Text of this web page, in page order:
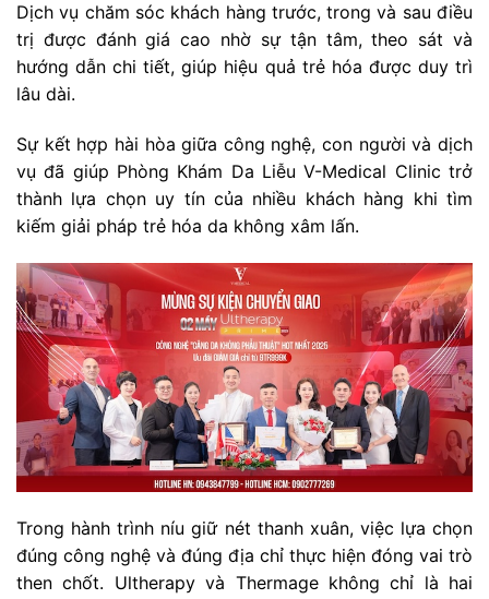
Dịch vụ chăm sóc khách hàng trước, trong và sau điều
trị được đánh giá cao nhờ sự tận tâm, theo sát và
hướng dẫn chi tiết, giúp hiệu quả trẻ hóa được duy trì
lâu dài.
Sự kết hợp hài hòa giữa công nghệ, con người và dịch
vụ đã giúp Phòng Khám Da Liễu V-Medical Clinic trở
thành lựa chọn uy tín của nhiều khách hàng khi tìm
kiếm giải pháp trẻ hóa da không xâm lấn.
Trong hành trình níu giữ nét thanh xuân, việc lựa chọn
đúng công nghệ và đúng địa chỉ thực hiện đóng vai trò
then chốt. Ultherapy và Thermage không chỉ là hai